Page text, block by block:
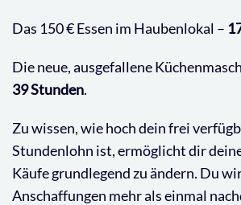
Das 150 € Essen im Haubenlokal –
Die neue, ausgefallene
39 Stunden.
Zu wissen, wie hoch dein frei
Stundenlohn ist, ermöglicht dir
Käufe grundlegend zu ändern. Du
Anschaffungen mehr als einmal